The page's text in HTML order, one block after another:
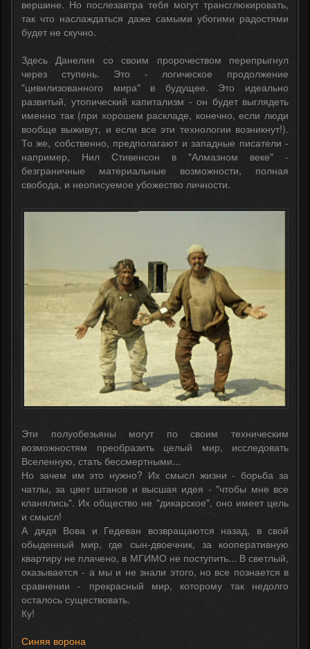
вершине. Но послезавтра тебя могут трансглюкировать,
так что наслаждаться даже самыми убогими радостями
будет не скучно.
Здесь Данелия со своим пророчеством перепрыгнул
через ступень. Это - логическое продолжение
"цивилизованного мира" в будущее. Это идеально
развитый, утопический капитализм - он будет выглядеть
именно так (при хорошем раскладе, конечно, если люди
вообще выживут, и если все эти технологии возникнут!).
То же, собственно, предполагают и западные писатели -
например, Нил Стивенсон в "Алмазном веке" -
безграничные материальные возможности, полная
свобода, и неописуемое убожество личности.
Эти полуобезьяны могут по своим техническим
возможностям преобразить целый мир, исследовать
Вселенную, стать бессмертными...
Но зачем им это нужно? Их смысл жизни - борьба за
чатлы, за цвет штанов и высшая идея - "чтобы мне все
кланялись". Их общество не "дикарское", оно имеет цель
и смысл!
А дядя Вова и Гедеван возвращаются назад, в свой
обыденный мир, где сын-двоечник, за кооперативную
квартиру не плачено, в МГИМО не поступить... В светлый,
оказывается - а мы и не знали этого, но все познается в
сравнении - прекрасный мир, которому так недолго
осталось существовать.
Ку!
Синяя ворона